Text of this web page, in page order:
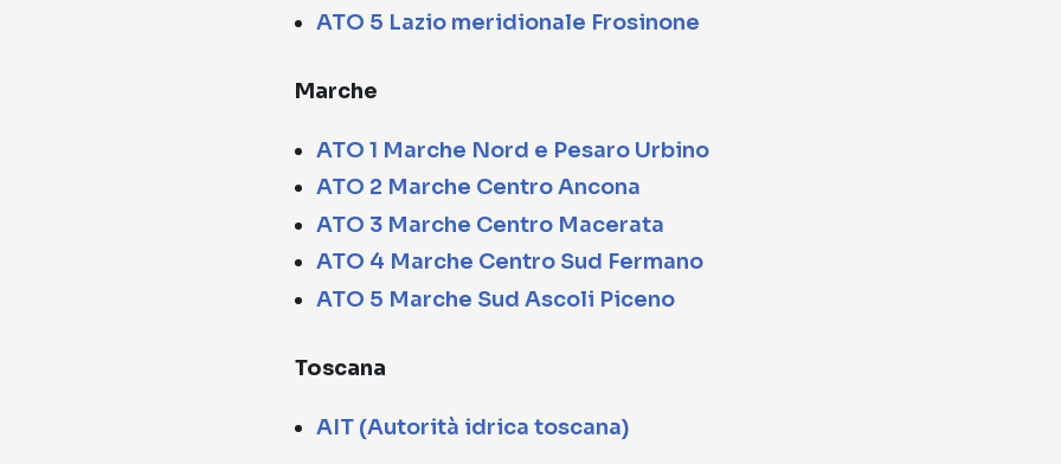
ATO 5 Lazio meridionale Frosinone
Marche
ATO 1 Marche Nord e Pesaro Urbino
ATO 2 Marche Centro Ancona
ATO 3 Marche Centro Macerata
ATO 4 Marche Centro Sud Fermano
ATO 5 Marche Sud Ascoli Piceno
Toscana
AIT (Autorità idrica toscana)